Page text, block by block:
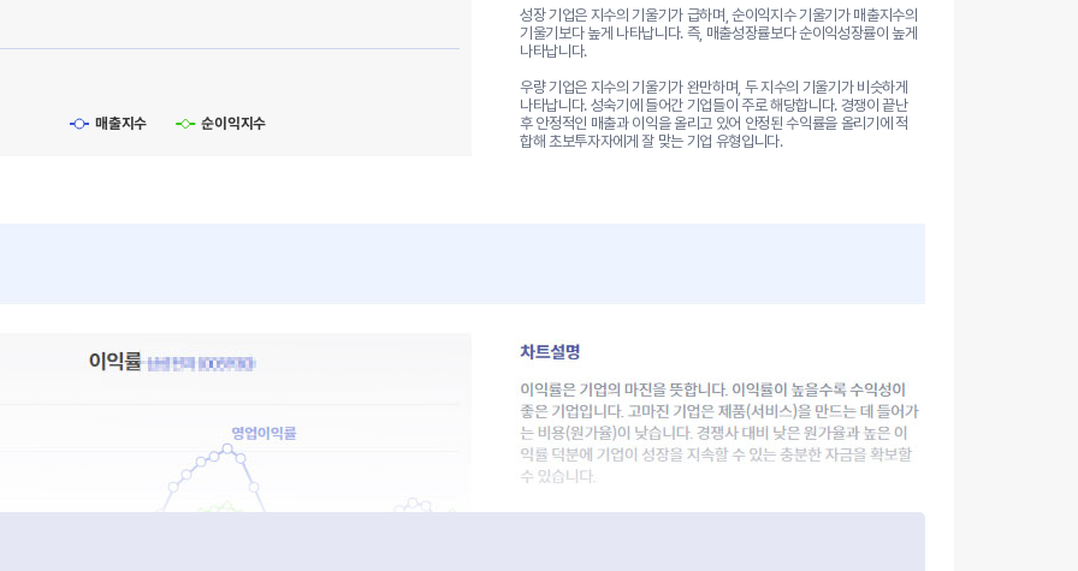
매출지수 순이익지수
성장 기업은 지수의 기울기가 급하며, 순이익지수 기울기가 매출지수의
기울기보다 높게 나타납니다. 즉, 매출성장률보다 순이익성장률이 높게
나타납니다.
우량 기업은 지수의 기울기가 완만하며, 두 지수의 기울기가 비슷하게
나타납니다. 성숙기에 들어간 기업들이 주로 해당합니다. 경쟁이 끝난
후 안정적인 매출과 이익을 올리고 있어 안정된 수익률을 올리기에 적
합해 초보투자자에게 잘 맞는 기업 유형입니다.